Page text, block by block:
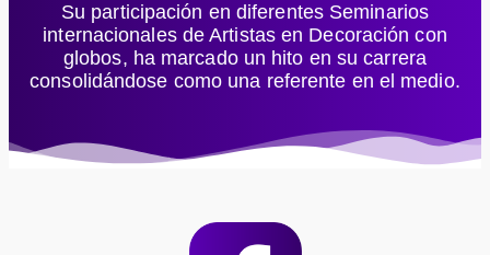
Su participación en diferentes Seminarios
internacionales de Artistas en Decoración con
globos, ha marcado un hito en su carrera
consolidándose como una referente en el medio.